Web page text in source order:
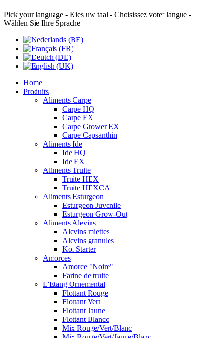
Pick your language - Kies uw taal - Choisissez voter langue -
Wählen Sie Ihre Sprache
Home
Produits
Aliments Carpe
Carpe HQ
Carpe EX
Carpe Grower EX
Carpe Capsanthin
Aliments Ide
Ide HQ
Ide EX
Aliments Truite
Truite HEX
Truite HEXCA
Aliments Esturgeon
Esturgeon Juvenile
Esturgeon Grow-Out
Aliments Alevins
Alevins miettes
Alevins granules
Koi Starter
Amorces
Amorce "Noire"
Farine de truite
L'Etang Ornemental
Flottant Rouge
Flottant Vert
Flottant Jaune
Flottant Blanco
Mix Rouge/Vert/Blanc